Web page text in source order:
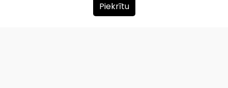
Par mums
Piekrītu